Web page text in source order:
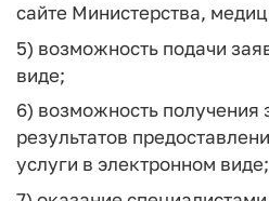
сайте Министерства,
5) возможность подачи
виде;
6) возможность получения
результатов
услуги в электронном виде;